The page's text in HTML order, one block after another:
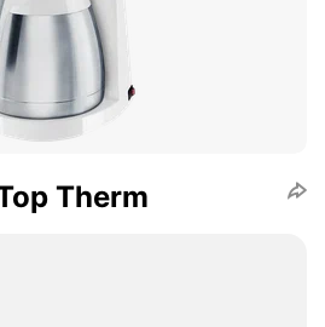
Therm